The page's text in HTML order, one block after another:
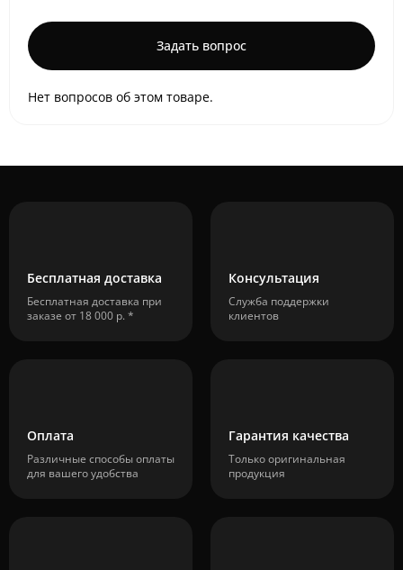
Задать вопрос
Нет вопросов об этом товаре.
Бесплатная доставка
Бесплатная доставка при
заказе от 18 000 р. *
Консультация
Служба поддержки
клиентов
Оплата
Различные способы оплаты
для вашего удобства
Гарантия качества
Только оригинальная
продукция